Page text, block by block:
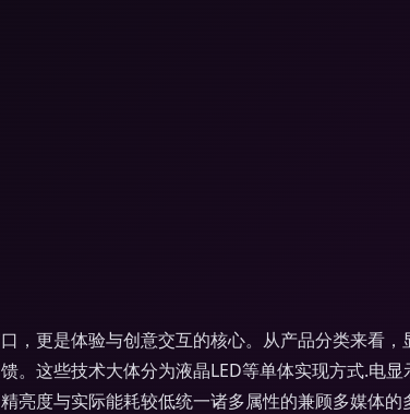
更是体验与创意交互的核心。从产品分类来看
这些技术大体分为液晶LED等单体实现方式.电
亮度与实际能耗较低统一诸多属性的兼顾多媒体